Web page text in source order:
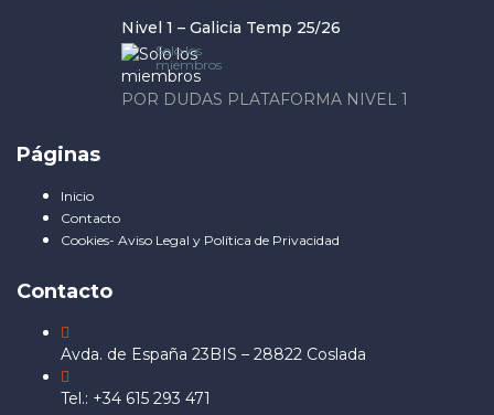
Nivel 1 – Galicia Temp 25/26
Solo los
miembros
POR DUDAS PLATAFORMA NIVEL 1
Páginas
Inicio
Contacto
Cookies- Aviso Legal y Política de Privacidad
Contacto
Avda. de España 23BIS – 28822 Coslada
Tel.: +34 615 293 471